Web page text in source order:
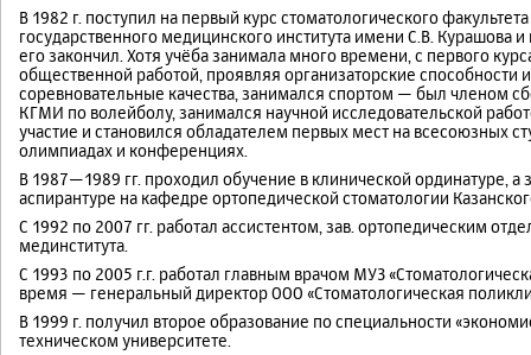
В 1982 г. поступил на первый курс стоматологического
государственного медицинского института имени С.В. Курашова и
его закончил. Хотя учёба занимала много времени, с первого
общественной работой, проявляя организаторские способности
соревновательные качества, занимался спортом — был членом
КГМИ по волейболу, занимался научной исследовательской
участие и становился обладателем первых мест на всесоюзных
олимпиадах и конференциях.
В 1987—1989 гг. проходил обучение в клинической ординатуре,
аспирантуре на кафедре ортопедической стоматологии
С 1992 по 2007 гг. работал ассистентом, зав. ортопедическим
мединститута.
С 1993 по 2005 г.г. работал главным врачом МУЗ
время — генеральный директор ООО «Стоматологическая
В 1999 г. получил второе образование по специальности
техническом университете.